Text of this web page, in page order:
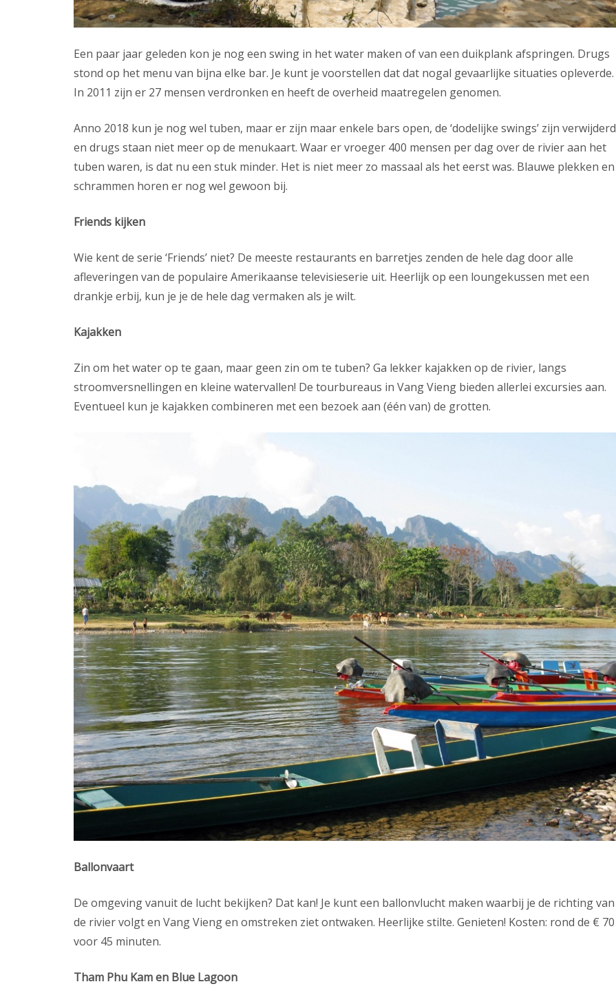
Een paar jaar geleden kon je nog een swing in het water maken of van een duikplank afspringen. Drugs
stond op het menu van bijna elke bar. Je kunt je voorstellen dat dat nogal gevaarlijke situaties opleverde.
In 2011 zijn er 27 mensen verdronken en heeft de overheid maatregelen genomen.
Anno 2018 kun je nog wel tuben, maar er zijn maar enkele bars open, de ‘dodelijke swings’ zijn verwijderd
en drugs staan niet meer op de menukaart. Waar er vroeger 400 mensen per dag over de rivier aan het
tuben waren, is dat nu een stuk minder. Het is niet meer zo massaal als het eerst was. Blauwe plekken en
schrammen horen er nog wel gewoon bij.
Friends kijken
Wie kent de serie ‘Friends’ niet? De meeste restaurants en barretjes zenden de hele dag door alle
afleveringen van de populaire Amerikaanse televisieserie uit. Heerlijk op een loungekussen met een
drankje erbij, kun je je de hele dag vermaken als je wilt.
Kajakken
Zin om het water op te gaan, maar geen zin om te tuben? Ga lekker kajakken op de rivier, langs
stroomversnellingen en kleine watervallen! De tourbureaus in Vang Vieng bieden allerlei excursies aan.
Eventueel kun je kajakken combineren met een bezoek aan (één van) de grotten.
Ballonvaart
De omgeving vanuit de lucht bekijken? Dat kan! Je kunt een ballonvlucht maken waarbij je de richting van
de rivier volgt en Vang Vieng en omstreken ziet ontwaken. Heerlijke stilte. Genieten! Kosten: rond de € 70
voor 45 minuten.
Tham Phu Kam en Blue Lagoon